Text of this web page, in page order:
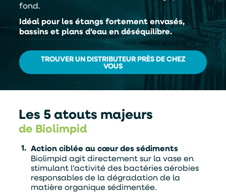
fond.
Idéal pour les étangs fortement envasés,
bassins et plans d’eau en déséquilibre.
TROUVER UN DISTRIBUTEUR PRÈS DE CHEZ
VOUS
Les 5 atouts majeurs
de Biolimpid
Action ciblée au cœur des sédiments
Biolimpid agit directement sur la vase en
stimulant l’activité des bactéries aérobies
responsables de la dégradation de la
matière organique sédimentée.